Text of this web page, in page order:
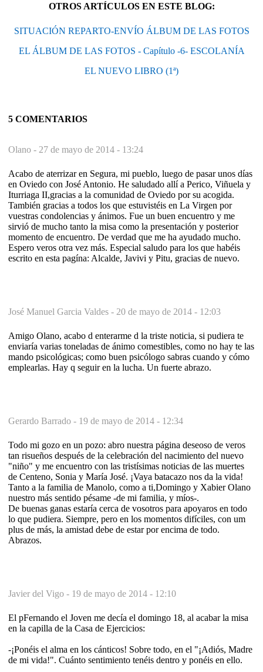
OTROS ARTÍCULOS EN ESTE BLOG:
SITUACIÓN REPARTO-ENVÍO ÁLBUM DE LAS FOTOS
EL ÁLBUM DE LAS FOTOS - Capítulo -6- ESCOLANÍA
EL NUEVO LIBRO (1ª)
5 COMENTARIOS
Olano - 27 de mayo de 2014 - 13:24
Acabo de aterrizar en Segura, mi pueblo, luego de pasar unos días
en Oviedo con José Antonio. He saludado allí a Perico, Viñuela y
Iturriaga II,gracias a la comunidad de Oviedo por su acogida.
También gracias a todos los que estuvistéis en La Virgen por
vuestras condolencias y ánimos. Fue un buen encuentro y me
sirvió de mucho tanto la misa como la presentación y posterior
momento de encuentro. De verdad que me ha ayudado mucho.
Espero veros otra vez más. Especial saludo para los que habéis
escrito en esta pagína: Alcalde, Javivi y Pitu, gracias de nuevo.
José Manuel Garcia Valdes - 20 de mayo de 2014 - 12:03
Amigo Olano, acabo d enterarme d la triste noticia, si pudiera te
enviaría varias toneladas de ánimo comestibles, como no hay te las
mando psicológicas; como buen psicólogo sabras cuando y cómo
emplearlas. Hay q seguir en la lucha. Un fuerte abrazo.
Gerardo Barrado - 19 de mayo de 2014 - 12:34
Todo mi gozo en un pozo: abro nuestra página deseoso de veros
tan risueños después de la celebración del nacimiento del nuevo
"niño" y me encuentro con las tristísimas noticias de las muertes
de Centeno, Sonia y María José. ¡Vaya batacazo nos da la vida!
Tanto a la familia de Manolo, como a ti,Domingo y Xabier Olano
nuestro más sentido pésame -de mi familia, y míos-.
De buenas ganas estaría cerca de vosotros para apoyaros en todo
lo que pudiera. Siempre, pero en los momentos difíciles, con um
plus de más, la amistad debe de estar por encima de todo.
Abrazos.
Javier del Vigo - 19 de mayo de 2014 - 12:10
El pFernando el Joven me decía el domingo 18, al acabar la misa
en la capilla de la Casa de Ejercicios:
-¡Ponéis el alma en los cánticos! Sobre todo, en el "¡Adiós, Madre
de mi vida!". Cuánto sentimiento tenéis dentro y ponéis en ello.